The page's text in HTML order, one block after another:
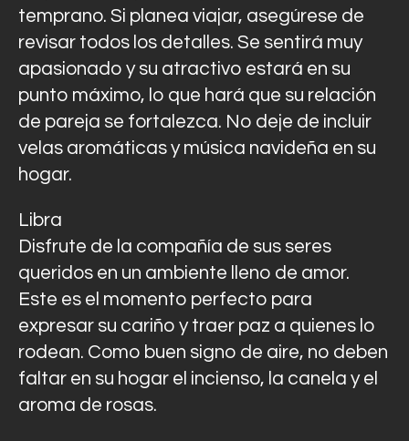
temprano. Si planea viajar, asegúrese de
revisar todos los detalles. Se sentirá muy
apasionado y su atractivo estará en su
punto máximo, lo que hará que su relación
de pareja se fortalezca. No deje de incluir
velas aromáticas y música navideña en su
hogar.
Libra
Disfrute de la compañía de sus seres
queridos en un ambiente lleno de amor.
Este es el momento perfecto para
expresar su cariño y traer paz a quienes lo
rodean. Como buen signo de aire, no deben
faltar en su hogar el incienso, la canela y el
aroma de rosas.